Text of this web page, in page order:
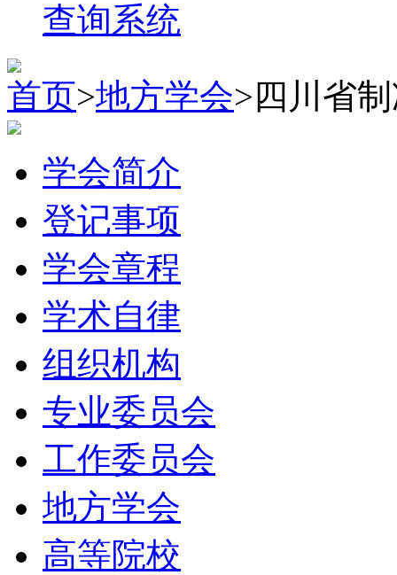
查询系统
首页>地方学会>四川省
学会简介
登记事项
学会章程
学术自律
组织机构
专业委员会
工作委员会
地方学会
高等院校